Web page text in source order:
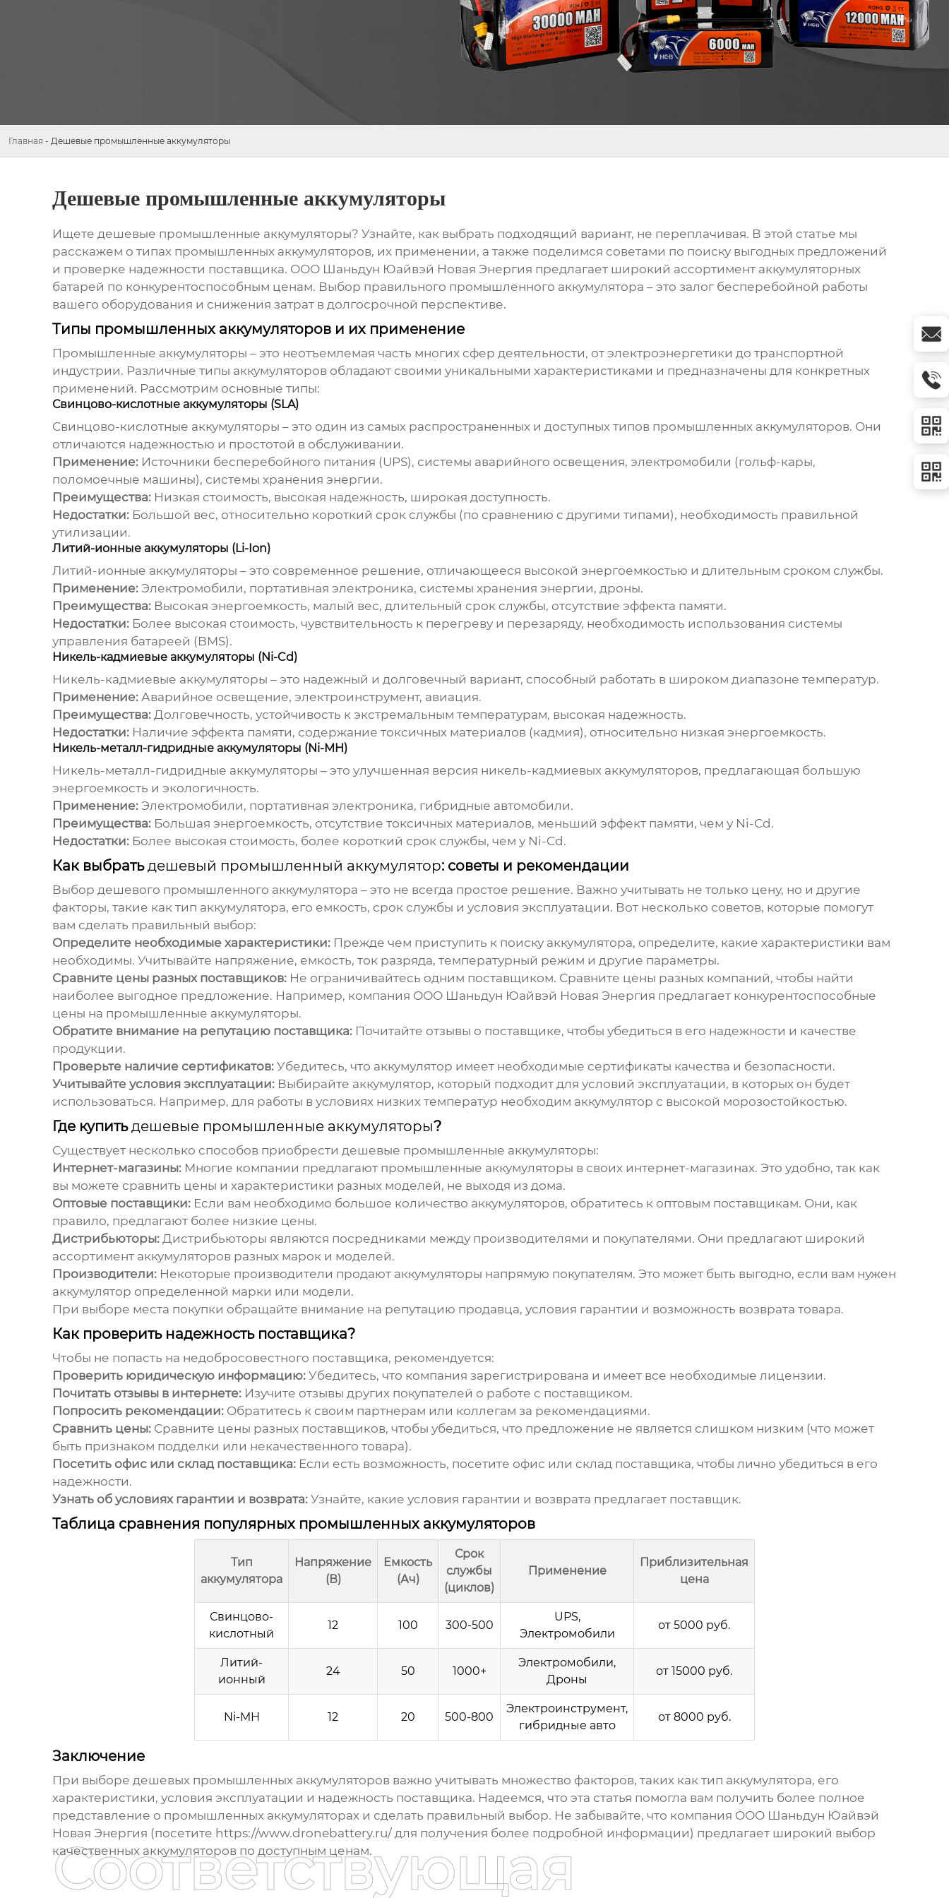
Главная - Дешевые промышленные аккумуляторы
Дешевые промышленные аккумуляторы
Ищете дешевые промышленные аккумуляторы? Узнайте, как выбрать подходящий вариант, не переплачивая. В этой статье мы
расскажем о типах промышленных аккумуляторов, их применении, а также поделимся советами по поиску выгодных предложений
и проверке надежности поставщика. ООО Шаньдун Юайвэй Новая Энергия предлагает широкий ассортимент аккумуляторных
батарей по конкурентоспособным ценам. Выбор правильного промышленного аккумулятора – это залог бесперебойной работы
вашего оборудования и снижения затрат в долгосрочной перспективе.
Типы промышленных аккумуляторов и их применение
Промышленные аккумуляторы – это неотъемлемая часть многих сфер деятельности, от электроэнергетики до транспортной
индустрии. Различные типы аккумуляторов обладают своими уникальными характеристиками и предназначены для конкретных
применений. Рассмотрим основные типы:
Свинцово-кислотные аккумуляторы (SLA)
Свинцово-кислотные аккумуляторы – это один из самых распространенных и доступных типов промышленных аккумуляторов. Они
отличаются надежностью и простотой в обслуживании.
Применение:Источники бесперебойного питания (UPS), системы аварийного освещения, электромобили (гольф-кары,
поломоечные машины), системы хранения энергии.
Преимущества:Низкая стоимость, высокая надежность, широкая доступность.
Недостатки:Большой вес, относительно короткий срок службы (по сравнению с другими типами), необходимость правильной
утилизации.
Литий-ионные аккумуляторы (Li-Ion)
Литий-ионные аккумуляторы – это современное решение, отличающееся высокой энергоемкостью и длительным сроком службы.
Применение:Электромобили, портативная электроника, системы хранения энергии, дроны.
Преимущества:Высокая энергоемкость, малый вес, длительный срок службы, отсутствие эффекта памяти.
Недостатки:Более высокая стоимость, чувствительность к перегреву и перезаряду, необходимость использования системы
управления батареей (BMS).
Никель-кадмиевые аккумуляторы (Ni-Cd)
Никель-кадмиевые аккумуляторы – это надежный и долговечный вариант, способный работать в широком диапазоне температур.
Применение:Аварийное освещение, электроинструмент, авиация.
Преимущества:Долговечность, устойчивость к экстремальным температурам, высокая надежность.
Недостатки:Наличие эффекта памяти, содержание токсичных материалов (кадмия), относительно низкая энергоемкость.
Никель-металл-гидридные аккумуляторы (Ni-MH)
Никель-металл-гидридные аккумуляторы – это улучшенная версия никель-кадмиевых аккумуляторов, предлагающая большую
энергоемкость и экологичность.
Применение:Электромобили, портативная электроника, гибридные автомобили.
Преимущества:Большая энергоемкость, отсутствие токсичных материалов, меньший эффект памяти, чем у Ni-Cd.
Недостатки:Более высокая стоимость, более короткий срок службы, чем у Ni-Cd.
Как выбратьдешевый промышленный аккумулятор: советы и рекомендации
Выбор дешевого промышленного аккумулятора – это не всегда простое решение. Важно учитывать не только цену, но и другие
факторы, такие как тип аккумулятора, его емкость, срок службы и условия эксплуатации. Вот несколько советов, которые помогут
вам сделать правильный выбор:
Определите необходимые характеристики:Прежде чем приступить к поиску аккумулятора, определите, какие характеристики вам
необходимы. Учитывайте напряжение, емкость, ток разряда, температурный режим и другие параметры.
Сравните цены разных поставщиков:Не ограничивайтесь одним поставщиком. Сравните цены разных компаний, чтобы найти
наиболее выгодное предложение. Например, компания ООО Шаньдун Юайвэй Новая Энергия предлагает конкурентоспособные
цены на промышленные аккумуляторы.
Обратите внимание на репутацию поставщика:Почитайте отзывы о поставщике, чтобы убедиться в его надежности и качестве
продукции.
Проверьте наличие сертификатов:Убедитесь, что аккумулятор имеет необходимые сертификаты качества и безопасности.
Учитывайте условия эксплуатации:Выбирайте аккумулятор, который подходит для условий эксплуатации, в которых он будет
использоваться. Например, для работы в условиях низких температур необходим аккумулятор с высокой морозостойкостью.
Где купитьдешевые промышленные аккумуляторы?
Существует несколько способов приобрести дешевые промышленные аккумуляторы:
Интернет-магазины:Многие компании предлагают промышленные аккумуляторы в своих интернет-магазинах. Это удобно, так как
вы можете сравнить цены и характеристики разных моделей, не выходя из дома.
Оптовые поставщики:Если вам необходимо большое количество аккумуляторов, обратитесь к оптовым поставщикам. Они, как
правило, предлагают более низкие цены.
Дистрибьюторы:Дистрибьюторы являются посредниками между производителями и покупателями. Они предлагают широкий
ассортимент аккумуляторов разных марок и моделей.
Производители:Некоторые производители продают аккумуляторы напрямую покупателям. Это может быть выгодно, если вам нужен
аккумулятор определенной марки или модели.
При выборе места покупки обращайте внимание на репутацию продавца, условия гарантии и возможность возврата товара.
Как проверить надежность поставщика?
Чтобы не попасть на недобросовестного поставщика, рекомендуется:
Проверить юридическую информацию:Убедитесь, что компания зарегистрирована и имеет все необходимые лицензии.
Почитать отзывы в интернете:Изучите отзывы других покупателей о работе с поставщиком.
Попросить рекомендации:Обратитесь к своим партнерам или коллегам за рекомендациями.
Сравнить цены:Сравните цены разных поставщиков, чтобы убедиться, что предложение не является слишком низким (что может
быть признаком подделки или некачественного товара).
Посетить офис или склад поставщика:Если есть возможность, посетите офис или склад поставщика, чтобы лично убедиться в его
надежности.
Узнать об условиях гарантии и возврата:Узнайте, какие условия гарантии и возврата предлагает поставщик.
Таблица сравнения популярных промышленных аккумуляторов
Тип
аккумулятора
Напряжение
(В)
Емкость
(Ач)
Срок
службы
(циклов)
Применение
Приблизительная
цена
Свинцово-
кислотный
12 100 300-500
UPS,
Электромобили
от 5000 руб.
Литий-
ионный
24 50 1000+
Электромобили,
Дроны
от 15000 руб.
Ni-MH 12 20 500-800
Электроинструмент,
гибридные авто
от 8000 руб.
Заключение
При выборе дешевых промышленных аккумуляторовважно учитывать множество факторов, таких как тип аккумулятора, его
характеристики, условия эксплуатации и надежность поставщика. Надеемся, что эта статья помогла вам получить более полное
представление о промышленных аккумуляторах и сделать правильный выбор. Не забывайте, что компания ООО Шаньдун Юайвэй
Новая Энергия (посетите https://www.dronebattery.ru/для получения более подробной информации) предлагает широкий выбор
качественных аккумуляторов по доступным ценам.
Соответствующая